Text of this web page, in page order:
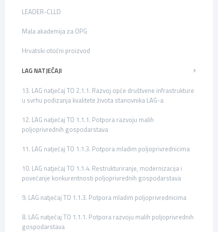
LEADER-CLLD
Mala akademija za OPG
Hrvatski otočni proizvod
LAG NATJEČAJI
13. LAG natječaj TO 2.1.1. Razvoj opće društvene infrastrukture
u svrhu podizanja kvalitete života stanovnika LAG-a
12. LAG natječaj TO 1.1.1. Potpora razvoju malih
poljoprivrednih gospodarstava
11. LAG natječaj TO 1.1.3. Potpora mladim poljoprivrednicima
10. LAG natječaj TO 1.1.4. Restrukturiranje, modernizacija i
povećanje konkurentnosti poljoprivrednih gospodarstava
9. LAG natječaj TO 1.1.3. Potpora mladim poljoprivrednicima
8. LAG natječaj TO 1.1.1. Potpora razvoju malih poljoprivrednih
gospodarstava